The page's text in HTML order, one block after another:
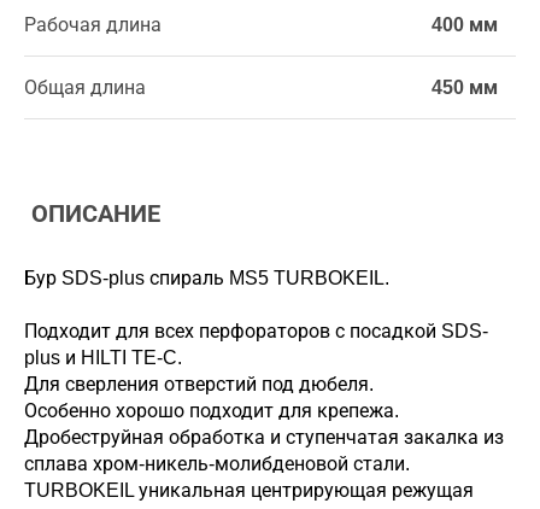
Рабочая длина 400 мм
Общая длина 450 мм
ОПИСАНИЕ
Бур SDS-plus спираль MS5 TURBOKEIL.
Подходит для всех перфораторов с посадкой SDS-
plus и HILTI TE-C.
Для сверления отверстий под дюбеля.
Особенно хорошо подходит для крепежа.
Дробеструйная обработка и ступенчатая закалка из
сплава хром-никель-молибденовой стали.
TURBOKEIL уникальная центрирующая режущая